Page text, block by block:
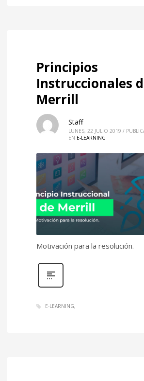
Principios
Instruccionales
Merrill
Staff
LUNES, 22 JULIO 2019 /
EN E-LEARNING
Motivación para la resolución.
E-LEARNING